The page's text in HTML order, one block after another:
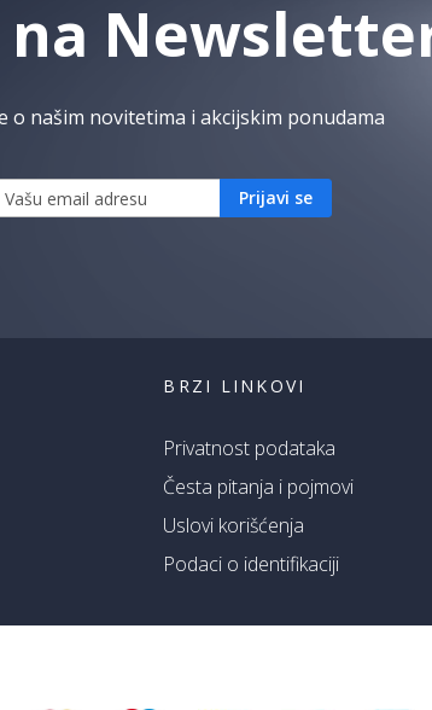
na
o našim novitetima i akcijskim ponudama
Prijavi se
BRZI LINKOVI
Privatnost podataka
Česta pitanja i pojmovi
Uslovi korišćenja
Podaci o identifikaciji